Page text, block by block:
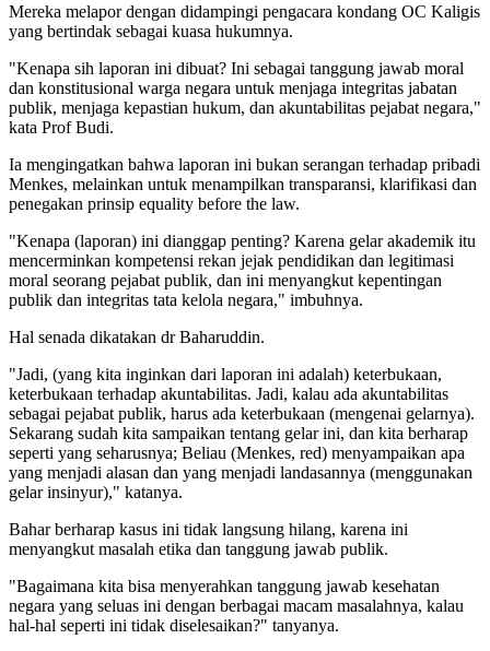
Mereka melapor dengan didampingi pengacara kondang OC Kaligis
yang bertindak sebagai kuasa hukumnya.
"Kenapa sih laporan ini dibuat? Ini sebagai tanggung jawab moral
dan konstitusional warga negara untuk menjaga integritas jabatan
publik, menjaga kepastian hukum, dan akuntabilitas pejabat negara,"
kata Prof Budi.
Ia mengingatkan bahwa laporan ini bukan serangan terhadap pribadi
Menkes, melainkan untuk menampilkan transparansi, klarifikasi dan
penegakan prinsip equality before the law.
"Kenapa (laporan) ini dianggap penting? Karena gelar akademik itu
mencerminkan kompetensi rekan jejak pendidikan dan legitimasi
moral seorang pejabat publik, dan ini menyangkut kepentingan
publik dan integritas tata kelola negara," imbuhnya.
Hal senada dikatakan dr Baharuddin.
"Jadi, (yang kita inginkan dari laporan ini adalah) keterbukaan,
keterbukaan terhadap akuntabilitas. Jadi, kalau ada akuntabilitas
sebagai pejabat publik, harus ada keterbukaan (mengenai gelarnya).
Sekarang sudah kita sampaikan tentang gelar ini, dan kita berharap
seperti yang seharusnya; Beliau (Menkes, red) menyampaikan apa
yang menjadi alasan dan yang menjadi landasannya (menggunakan
gelar insinyur)," katanya.
Bahar berharap kasus ini tidak langsung hilang, karena ini
menyangkut masalah etika dan tanggung jawab publik.
"Bagaimana kita bisa menyerahkan tanggung jawab kesehatan
negara yang seluas ini dengan berbagai macam masalahnya, kalau
hal-hal seperti ini tidak diselesaikan?" tanyanya.